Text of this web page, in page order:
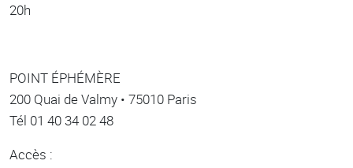
20h
POINT ÉPHÉMÈRE
200 Quai de Valmy • 75010 Paris
Tél 01 40 34 02 48
Accès :